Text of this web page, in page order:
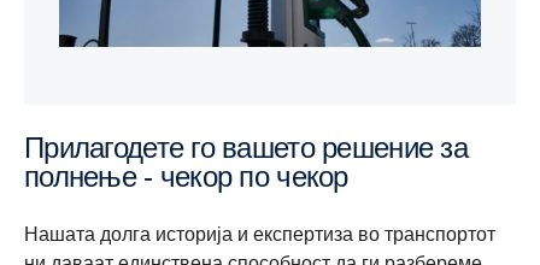
Прилагодете го вашето решение за
полнење - чекор по чекор
Нашата долга историја и експертиза во транспортот